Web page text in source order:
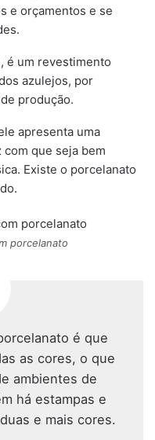
e orçamentos e se
é um revestimento
azulejos, por
produção.
apresenta uma
com que seja bem
Existe o porcelanato
porcelanato
é que
as cores, o que
ambientes de
há estampas e
e mais cores.